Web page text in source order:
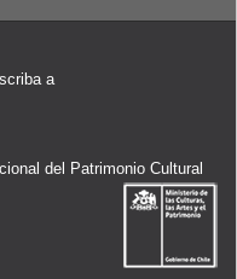
a
del Patrimonio Cultural